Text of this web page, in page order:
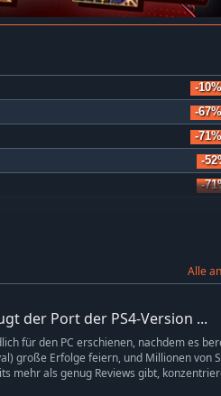
-
-
-
-
-
Alle
der Port der PS4-Version ...
für den PC erschienen, nachdem es
große Erfolge feiern, und Millionen von
mehr als genug Reviews gibt,